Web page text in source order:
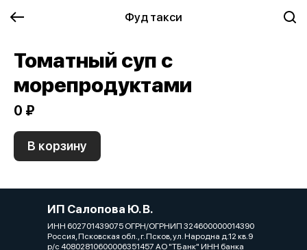
Фуд такси
Томатный суп с
морепродуктами
0 ₽
В корзину
ИП Салопова Ю. В.
ИНН 602701439075 ОГРН/ОГРНИП 324600000014390
Россия, Псковская обл., г. Псков, ул. Народна д.12 кв.9
р/с 40802810600006351457 АО "ТБанк" ИНН банка